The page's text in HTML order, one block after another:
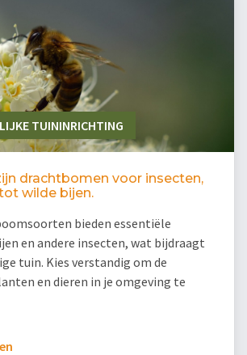
TUININRICHTING
drachtbomen voor insecten,
wilde bijen.
bieden essentiële
en andere insecten, wat bijdraagt
tuin. Kies verstandig om de
en dieren in je omgeving te